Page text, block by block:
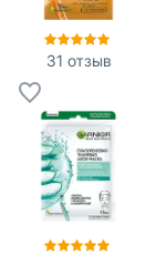
31 отзыв